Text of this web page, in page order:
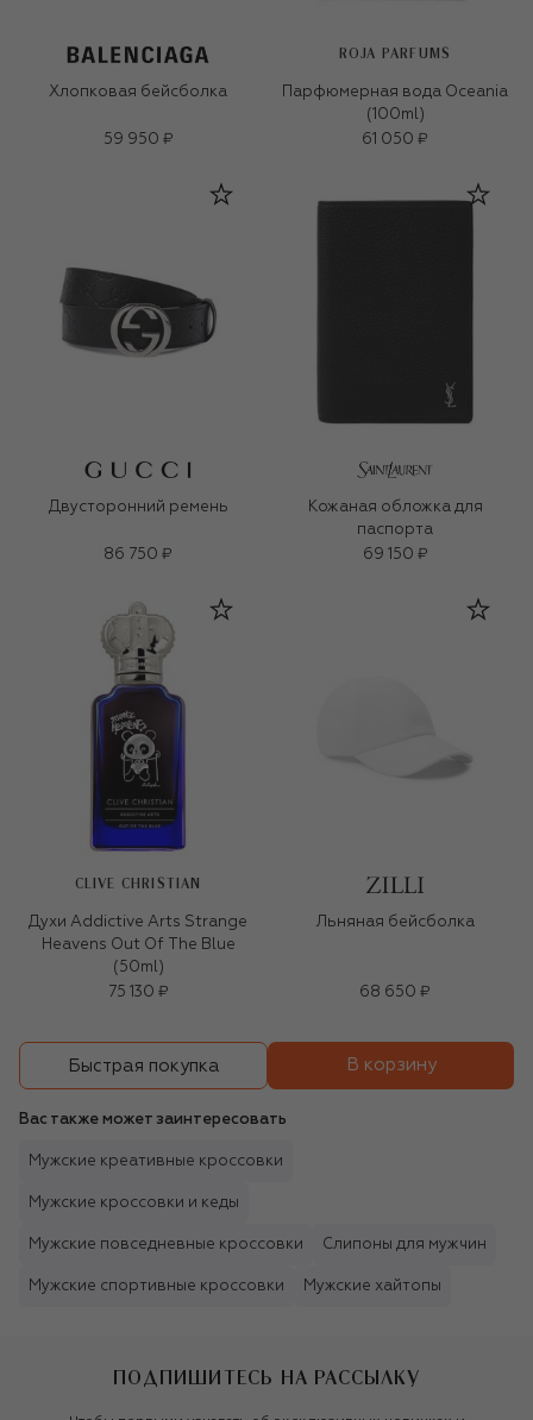
Хлопковая бейсболка
59 950 ₽
ROJA PARFUMS
Парфюмерная вода Oceania
(100ml)
61 050 ₽
Двусторонний ремень
86 750 ₽
Кожаная обложка для
паспорта
69 150 ₽
CLIVE CHRISTIAN
Духи Addictive Arts Strange
Heavens Out Of The Blue
(50ml)
75 130 ₽
Льняная бейсболка
68 650 ₽
Быстрая покупка В корзину
Вас также может заинтересовать
Мужские креативные кроссовки
Мужские кроссовки и кеды
Мужские повседневные кроссовки Слипоны для мужчин
Мужские спортивные кроссовки Мужские хайтопы
ПОДПИШИТЕСЬ НА РАССЫЛКУ